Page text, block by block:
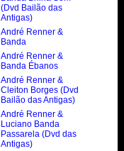
(Dvd Bailão das
Antigas)
André Renner &
Banda
André Renner &
Banda Ébanos
André Renner &
Cleiton Borges (Dvd
Bailão das Antigas)
André Renner &
Luciano Banda
Passarela (Dvd das
Antigas)